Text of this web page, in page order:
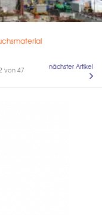
von 47 nächster Artikel